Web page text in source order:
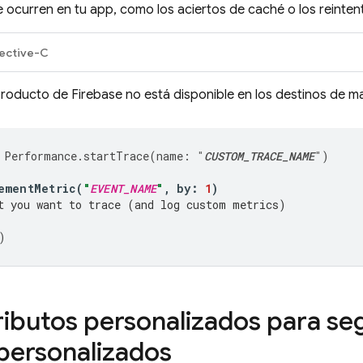
ocurren en tu app, como los aciertos de caché o los
C
de Firebase no está disponible en los destinos de
Performance. startTrace(name : " CUSTOM_TRACE_NAME" )
( "EVENT_NAME" , by: 1 )
want to trace (and log custom metrics)
personalizados para